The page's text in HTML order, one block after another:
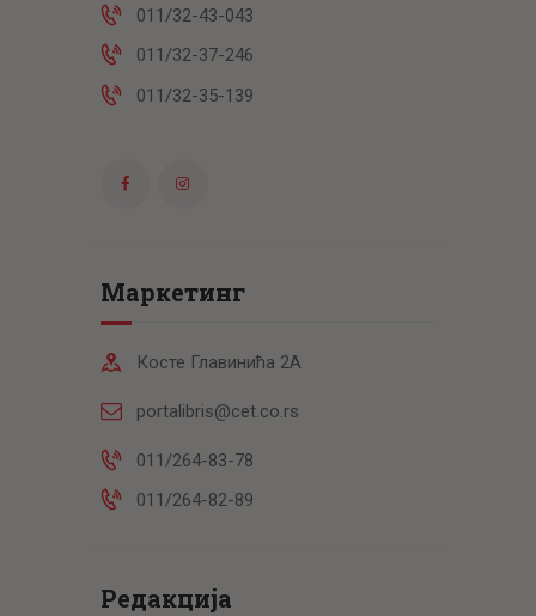
011/32-43-043
011/32-37-246
011/32-35-139
Маркетинг
Косте Главинића 2А
portalibris@cet.co.rs
011/264-83-78
011/264-82-89
Редакција